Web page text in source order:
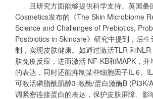
且研究方面能够提供科学支持。英国桑
Cosmetics发布的《The Skin Microbiome
Science and Challenges of Prebiotics,
Postbiotics in Skincare》研究中提到，后
制，实现皮肤健康。如通过激活TLR 和
肤免疫反应，进而激活 NF-KB和MAPK，并
的表达，同时还能抑制某些细胞因子IL-6、
可激活磷脂酰肌醇3-激酶/蛋白激酶B (PI3K/
调紧密连接蛋白的表达，保护皮肤屏障、影